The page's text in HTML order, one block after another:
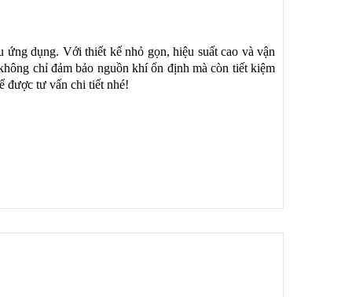
dụng. Với thiết kế nhỏ gọn, hiệu suất cao và vận
chỉ đảm bảo nguồn khí ổn định mà còn tiết kiệm
được tư vấn chi tiết nhé!